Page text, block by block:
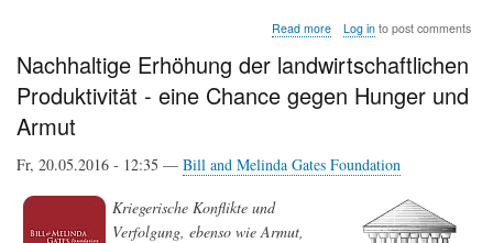
Read moreabout
Die
ökonomischen
Kosten
von
Krebserkrankungen
Log into post comments
Nachhaltige Erhöhung der landwirtschaftlichen
Produktivität - eine Chance gegen Hunger und
Armut
Fr, 20.05.2016 - 12:35 — Bill and Melinda Gates Foundation
Kriegerische Konflikte und
Verfolgung, ebenso wie Armut,